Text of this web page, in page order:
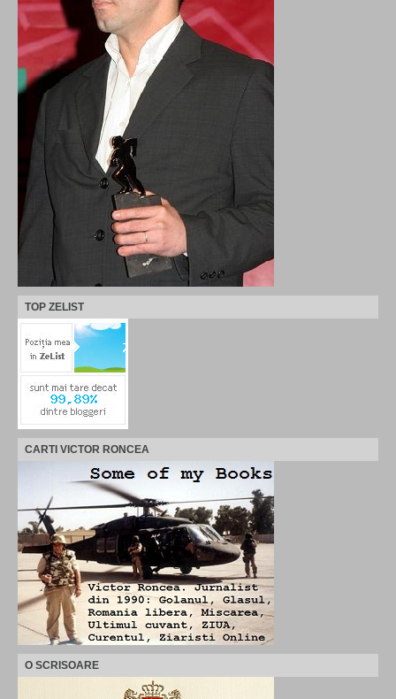
TOP ZELIST
CARTI VICTOR RONCEA
O SCRISOARE